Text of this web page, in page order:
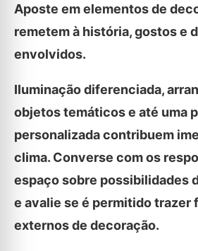
Aposte em elementos de
remetem à história, gostos e
envolvidos.
Iluminação diferenciada,
objetos temáticos e até uma
personalizada contribuem
clima. Converse com os
espaço sobre possibilidades
e avalie se é permitido trazer
externos de decoração.